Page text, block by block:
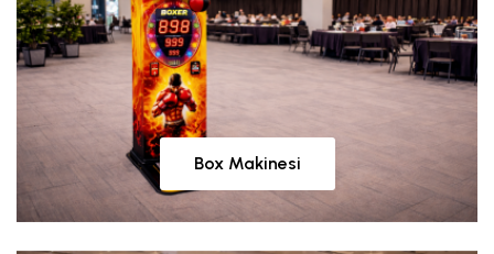
Box Makinesi